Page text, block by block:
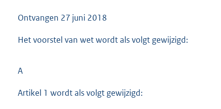
Ontvangen 27 juni 2018
Het voorstel van wet wordt als volgt gewijzigd:
A
Artikel 1 wordt als volgt gewijzigd: